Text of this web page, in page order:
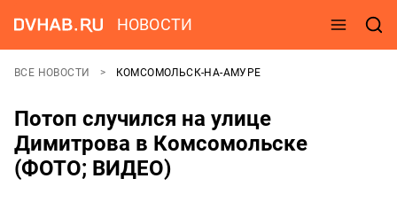
НОВОСТИ
ВСЕ НОВОСТИ КОМСОМОЛЬСК-НА-АМУРЕ
Потоп случился на улице
Димитрова в Комсомольске
(ФОТО; ВИДЕО)